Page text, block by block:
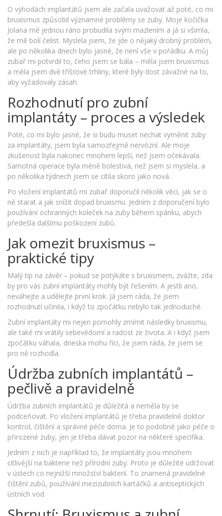
O výhodách implantátů jsem ale začala uvažovat až poté, co mi
bruxismus způsobil významné problémy se zuby. Moje kočička
Jolana mě jednou ráno probudila svým mazlením a já si všimla,
že mě bolí čelist. Myslela jsem, že jde o nějaký drobný problém,
ale po několika dnech bylo jasné, že není vše v pořádku. A můj
zubař mi potvrdil to, čeho jsem se bála – měla jsem bruxismus
a měla jsem dvě tříšťové trhliny, které byly dost závažné na to,
aby vyžadovaly zásah.
Rozhodnutí pro zubní
implantáty – proces a výsledek
Poté, co mi bylo jasné, že si budu muset nechat vyměnit zuby
za implantáty, jsem byla samozřejmě nervózní. Ale moje
zkušenost byla nakonec mnohem lepší, než jsem očekávala.
Samotná operace byla méně bolestivá, než jsem si myslela, a
po několika týdnech jsem se cítila skoro jako nová.
Po vložení implantátů mi zubař doporučil několik věcí, jak se o
ně starat a jak snížit dopad bruxismu. Jedním z doporučení bylo
používání ochranných koleček na zuby během spánku, abych
předešla dalšímu poškození zubů.
Jak omezit bruxismus –
praktické tipy
Malý tip na závěr – pokud se potýkáte s bruxismem, zvážte, zda
by pro vás zubní implantáty mohly být řešením. A jestli ano,
neváhejte a udělejte první krok. Já jsem ráda, že jsem
rozhodnutí učinila, i když to zpočátku nebylo tak jednoduché.
Zubní implantáty mi nejen pomohly zmírnit následky bruxismu,
ale také mi vrátily sebevědomí a radost ze života. A i když jsem
zpočátku váhala, dneska mohu říci, že jsem ráda, že jsem se
pro ně rozhodla.
Údržba zubních implantátů –
pečlivě a pravidelně
Údržba zubních implantátů je důležitá a neměla by se
podceňovat. Po vložení implantátů je třeba pravidelně doktor
kontrol, čištění a správné péče doma. Je to podobné jako péče o
přirozené zuby, jen je třeba dávat pozor na některé specifika.
Jedním z nich je například to, že implantáty jsou mnohem
citlivější na bakterie než přírodní zuby. Proto je důležité udržovat
v ústech co nejnižší množství bakterií. To znamená pravidelné
čištění zubů, používání mezizubních kartáčků a antiseptických
ústních vod.